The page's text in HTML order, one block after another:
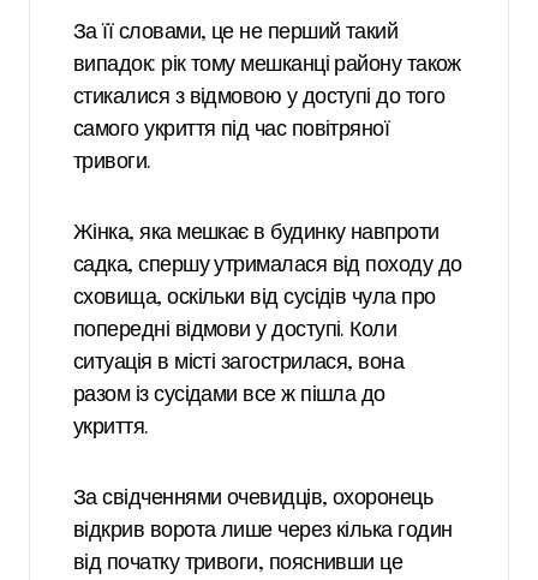
За її словами, це не перший такий
випадок: рік тому мешканці району також
стикалися з відмовою у доступі до того
самого укриття під час повітряної
тривоги.
Жінка, яка мешкає в будинку навпроти
садка, спершу утрималася від походу до
сховища, оскільки від сусідів чула про
попередні відмови у доступі. Коли
ситуація в місті загострилася, вона
разом із сусідами все ж пішла до
укриття.
За свідченнями очевидців, охоронець
відкрив ворота лише через кілька годин
від початку тривоги, пояснивши це